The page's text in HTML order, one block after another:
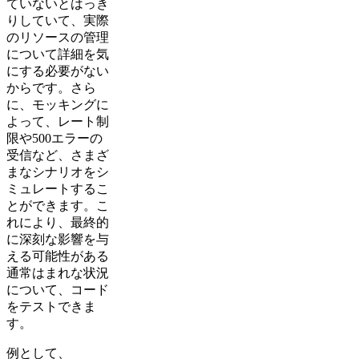
ていないとはっき
りしていて、実際
のリソースの管理
について詳細を気
にする必要がない
からです。さら
に、モッキングに
よって、レート制
限や500エラーの
受信など、さまざ
まなシナリオをシ
ミュレートするこ
とができます。こ
れにより、最終的
に深刻な影響を与
える可能性がある
通常はまれな状況
について、コード
をテストできま
す。
例として、